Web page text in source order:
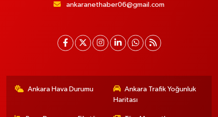
ankaranethaber06@gmail.com
Ankara Hava Durumu
Ankara Trafik Yoğunluk
Haritası